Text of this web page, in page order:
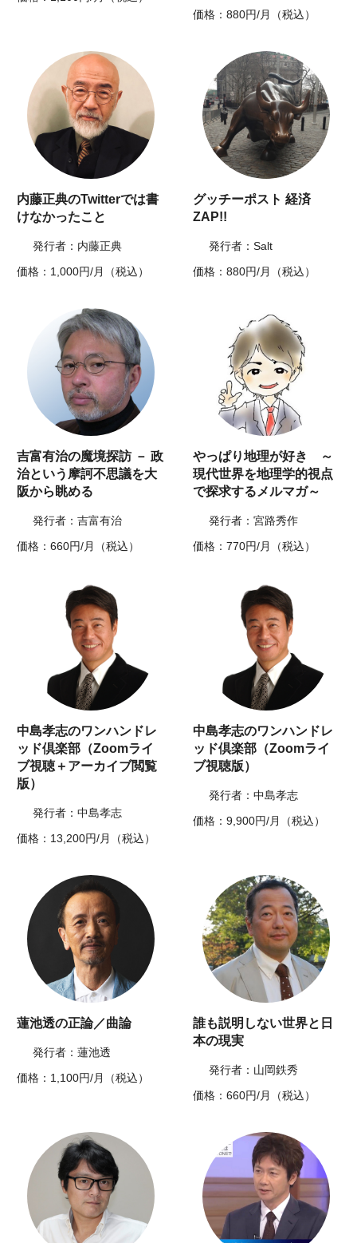
価格：880円/月（税込）
内藤正典のTwitterでは書
けなかったこと
発行者：内藤正典
価格：1,000円/月（税込）
グッチーポスト 経済
ZAP!!
発行者：Salt
価格：880円/月（税込）
吉富有治の魔境探訪 － 政
治という摩訶不思議を大
阪から眺める
発行者：吉富有治
価格：660円/月（税込）
やっぱり地理が好き ～
現代世界を地理学的視点
で探求するメルマガ～
発行者：宮路秀作
価格：770円/月（税込）
中島孝志のワンハンドレ
ッド倶楽部（Zoomライ
ブ視聴＋アーカイブ閲覧
版）
発行者：中島孝志
価格：13,200円/月（税込）
中島孝志のワンハンドレ
ッド倶楽部（Zoomライ
ブ視聴版）
発行者：中島孝志
価格：9,900円/月（税込）
蓮池透の正論／曲論
発行者：蓮池透
価格：1,100円/月（税込）
誰も説明しない世界と日
本の現実
発行者：山岡鉄秀
価格：660円/月（税込）